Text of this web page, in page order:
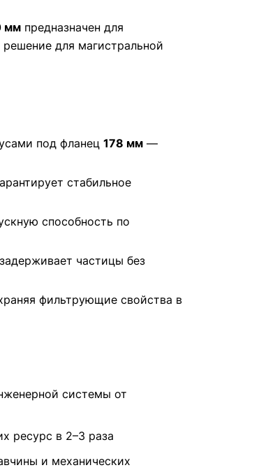
мм предназначен для
для магистральной
под фланец 178 мм —
стабильное
способность по
частицы без
фильтрующие свойства в
системы от
ресурс в 2–3 раза
и механических